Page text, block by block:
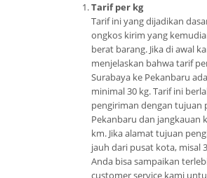
Tarif per kg
Tarif ini yang dijadikan
ongkos kirim yang
berat barang. Jika di awal
menjelaskan bahwa tarif
Surabaya ke Pekanbaru
minimal 30 kg. Tarif ini
pengiriman dengan tujuan
Pekanbaru dan jangkauan
km. Jika alamat tujuan
jauh dari pusat kota, misal
Anda bisa sampaikan
customer service kami